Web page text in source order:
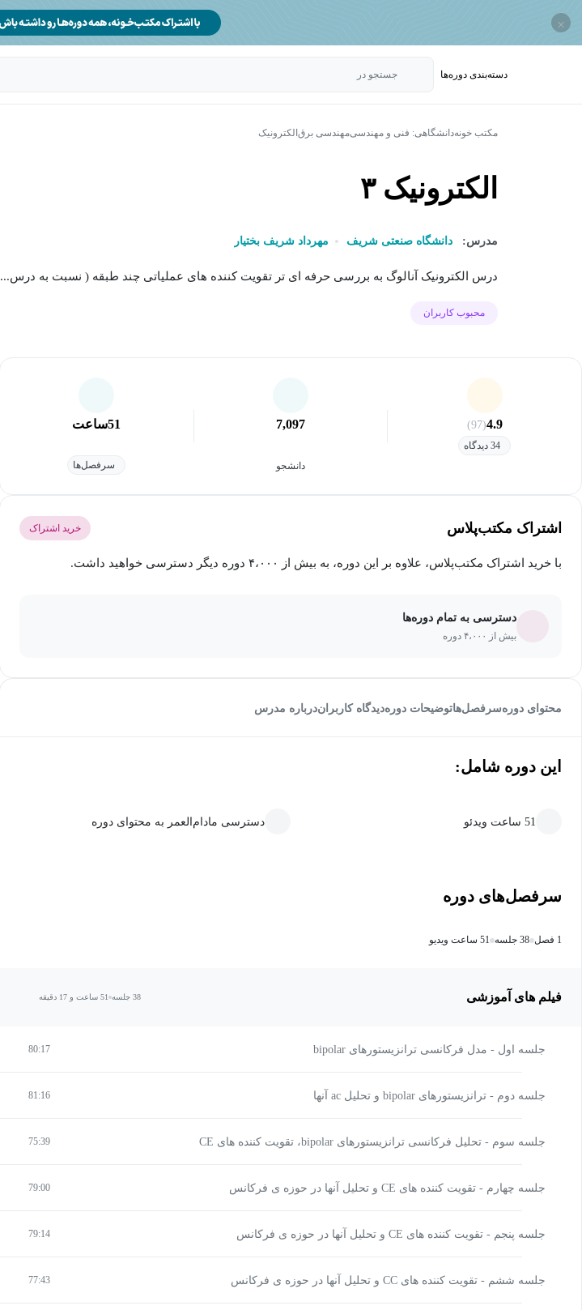
×
دسته‌بندی‌ دوره‌ها جستجو در
مکتب خونهدانشگاهی: فنی و مهندسیمهندسی برق الکترونیک
الکترونیک ۳
مدرس: دانشگاه صنعتی شریف مهرداد شریف بختیار
درس الکترونیک آنالوگ به بررسی حرفه ای تر تقویت کننده های عملیاتی چند طبقه ( نسبت به درس...
محبوب کاربران
4.9
(97)
34 دیدگاه
7,097
دانشجو
51ساعت
سرفصل‌ها
اشتراک مکتب‌پلاس خرید اشتراک
با خرید اشتراک مکتب‌پلاس، علاوه بر این دوره، به بیش از ۴،۰۰۰ دوره دیگر دسترسی خواهید داشت.
دسترسی به تمام دوره‌ها
بیش از ۴،۰۰۰ دوره
محتوای دورهسرفصل‌هاتوضیحات دورهدیدگاه کاربراندرباره مدرس
این دوره شامل:
51 ساعت ویدئو دسترسی مادام‌العمر به محتوای دوره
سرفصل‌های دوره
1 فصل 38 جلسه 51 ساعت ویدیو
فیلم های آموزشی 38 جلسه 51 ساعت و 17 دقیقه
جلسه اول - مدل فرکانسی ترانزیستورهای bipolar 80:17
جلسه دوم - ترانزیستورهای bipolar و تحلیل ac آنها 81:16
جلسه سوم - تحلیل فرکانسی ترانزیستورهای bipolar، تقویت کننده های CE 75:39
جلسه چهارم - تقویت کننده های CE و تحلیل آنها در حوزه ی فرکانس 79:00
جلسه پنجم - تقویت کننده های CE و تحلیل آنها در حوزه ی فرکانس 79:14
جلسه ششم - تقویت کننده های CC و تحلیل آنها در حوزه ی فرکانس 77:43